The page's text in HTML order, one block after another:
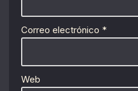
Correo electrónico *
Web